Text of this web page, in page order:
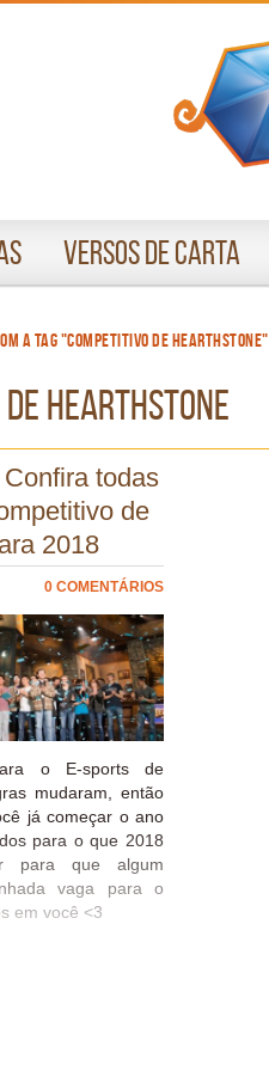
Versos de Carta
a tag "competitivo de hearthstone"
de hearthstone
todas
de
2018
0 COMENTÁRIOS
o E-sports de
mudaram, então
já começar o ano
para o que 2018
para que algum
vaga para o
em você <3